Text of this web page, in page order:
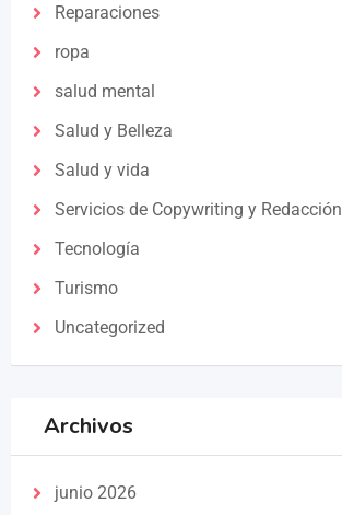
Reparaciones
ropa
salud mental
Salud y Belleza
Salud y vida
Servicios de Copywriting y Redacción
Tecnología
Turismo
Uncategorized
Archivos
junio 2026